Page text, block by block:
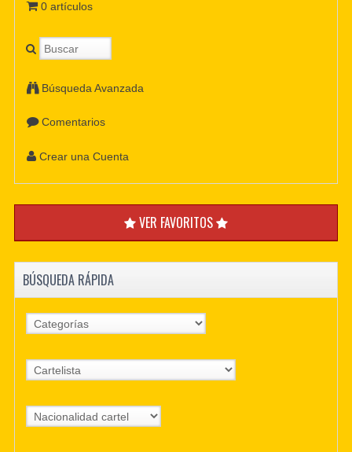
0 artículos
Búsqueda Avanzada
Comentarios
Crear una Cuenta
VER FAVORITOS
BÚSQUEDA RÁPIDA